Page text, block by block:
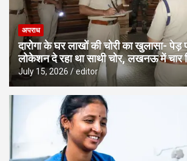
अपराध
दारोगा के घर लाखों की चोरी का खुलासा-
लोकेशन दे रहा था साथी चोर, लखनऊ में चार
July 15, 2026 editor